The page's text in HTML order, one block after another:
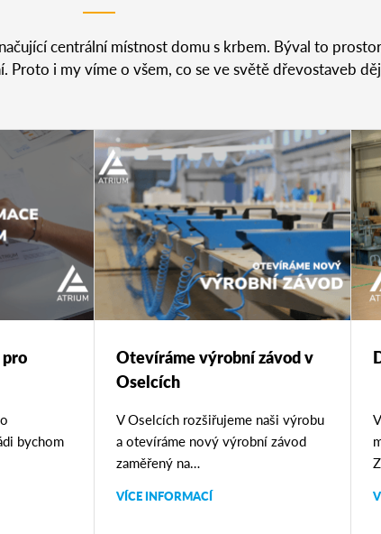
centrální místnost domu s krbem. Býval to
Proto i my víme o všem, co se ve světě dřevostaveb
bychom
Otevíráme výrobní závod v
Oselcích
V Oselcích rozšiřujeme naši výrobu
a otevíráme nový výrobní závod
zaměřený na…
VÍCE INFORMACÍ